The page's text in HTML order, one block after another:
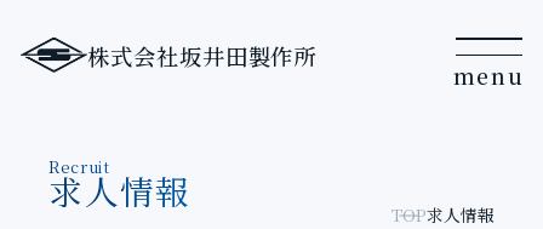
株式会社坂井田製作所
Recruit
求人情報 TOP求人情報